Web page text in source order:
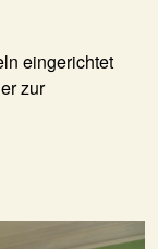
eingerichtet
zur